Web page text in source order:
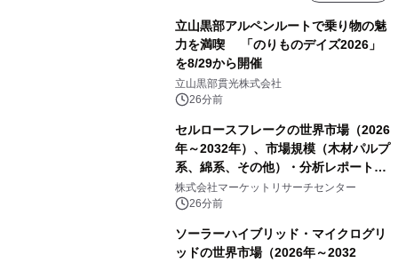
立山黒部アルペンルートで乗り物の魅
力を満喫 「のりものデイズ2026」
を8/29から開催
立山黒部貫光株式会社
26分前
セルロースフレークの世界市場（2026
年～2032年）、市場規模（木材パルプ
系、綿系、その他）・分析レポートを
発表
株式会社マーケットリサーチセンター
26分前
ソーラーハイブリッド・マイクログリ
ッドの世界市場（2026年～2032